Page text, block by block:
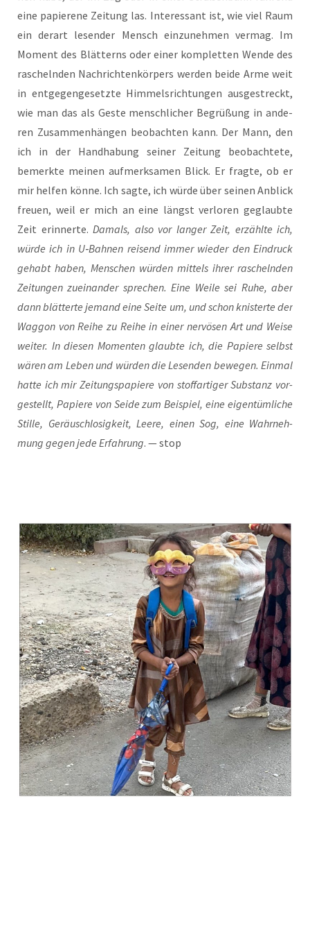
eine papie­re­ne Zei­tung las. Inter­es­sant ist, wie viel Raum
ein der­art lesen­der Mensch ein­zu­neh­men ver­mag. Im
Moment des Blät­terns oder einer kom­plet­ten Wen­de des
rascheln­den Nach­rich­ten­kör­pers wer­den bei­de Arme weit
in ent­ge­gen­ge­setz­te Him­mels­rich­tun­gen aus­ge­streckt,
wie man das als Ges­te mensch­li­cher Begrü­ßung in ande­
ren Zusam­men­hän­gen beob­ach­ten kann. Der Mann, den
ich in der Hand­ha­bung sei­ner Zei­tung beob­ach­te­te,
bemerk­te mei­nen auf­merk­sa­men Blick. Er frag­te, ob er
mir hel­fen kön­ne. Ich sag­te, ich wür­de über sei­nen Anblick
freu­en, weil er mich an eine längst ver­lo­ren geglaub­te
Zeit erin­ner­te. Damals, also vor lan­ger Zeit, erzähl­te ich,
wür­de ich in U‑Bahnen rei­send immer wie­der den Ein­druck
gehabt haben, Men­schen wür­den mit­tels ihrer rascheln­den
Zei­tun­gen zuein­an­der spre­chen. Eine Wei­le sei Ruhe, aber
dann blät­ter­te jemand eine Sei­te um, und schon knis­ter­te der
Wag­gon von Rei­he zu Rei­he in einer ner­vö­sen Art und Wei­se
wei­ter. In die­sen Momen­ten glaub­te ich, die Papie­re selbst
wären am Leben und wür­den die Lesen­den bewe­gen. Ein­mal
hat­te ich mir Zei­tungs­pa­pie­re von stoff­ar­ti­ger Sub­stanz vor­
ge­stellt, Papie­re von Sei­de zum Bei­spiel, eine eigen­tüm­li­che
Stil­le, Geräusch­lo­sig­keit, Lee­re, einen Sog, eine Wahr­neh­
mung gegen jede Erfah­rung. — stop